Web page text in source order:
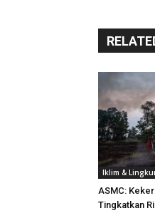
Iklim &
ASMC:
Tingkatkan